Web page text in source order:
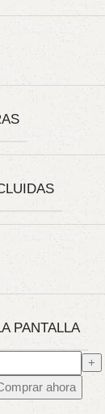
PANTALLA
ahora